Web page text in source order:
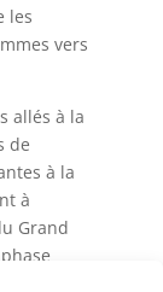
les
vers
allés à la
de
à la
à
Grand